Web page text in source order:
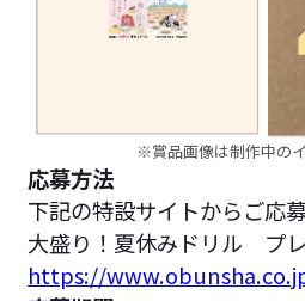
※賞品画像は制作中のイ
応募方法
下記の特設サイトからご応
大盛り！夏休みドリル プ
https://